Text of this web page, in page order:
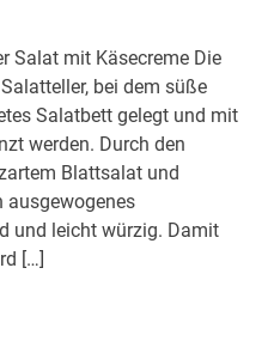
Salat mit Käsecreme Die
bei dem süße
Salatbett gelegt und mit
werden. Durch den
Blattsalat und
ausgewogenes
und leicht würzig. Damit
[…]